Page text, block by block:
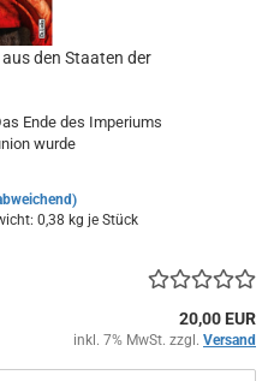
den Staaten der
Ende des Imperiums
wurde
0,38 kg je Stück
20,00 EUR
inkl. 7% MwSt. zzgl. Versand